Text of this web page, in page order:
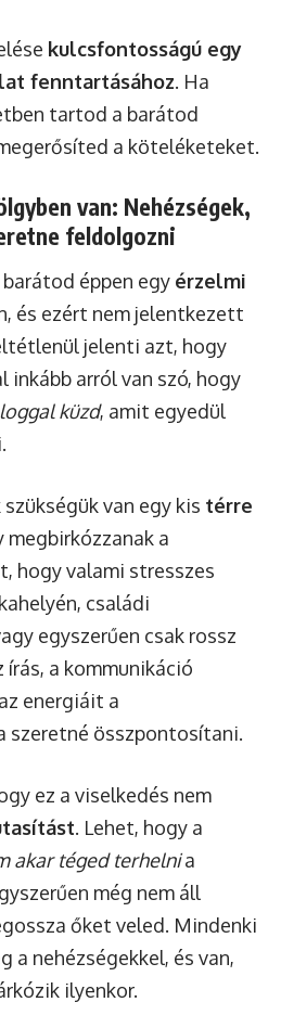
kulcsfontosságú egy
fenntartásához. Ha
tartod a barátod
a köteléketeket.
van: Nehézségek,
feldolgozni
éppen egy érzelmi
és ezért nem jelentkezett
jelenti azt, hogy
inkább arról van szó, hogy
küzd, amit egyedül
van egy kis térre
megbirkózzanak a
hogy valami stresszes
családi
egyszerűen csak rossz
írás, a kommunikáció
energiáit a
szeretné összpontosítani.
ez a viselkedés nem
. Lehet, hogy a
akar téged terhelnia
még nem áll
őket veled. Mindenki
a nehézségekkel, és van,
ilyenkor.